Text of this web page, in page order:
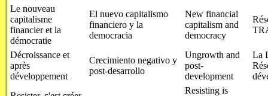
Le nouveau
capitalisme
financier et la
démocratie
El nuevo capitalismo
financiero y la
democracia
New financial
capitalism and
democracy
Décroissance et
après
développement
Crecimiento negativo y
post-desarrollo
Ungrowth and
post-
development
La
Resisting is